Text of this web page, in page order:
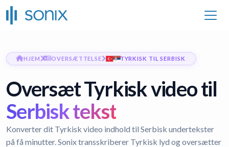
HJEM OVERSÆTTELSE TYRKISK TIL SERBISK
Oversæt Tyrkisk video til
Serbisk tekst
Konverter dit Tyrkisk video indhold til Serbisk undertekster
på få minutter. Sonix transskriberer Tyrkisk lyd og oversætter